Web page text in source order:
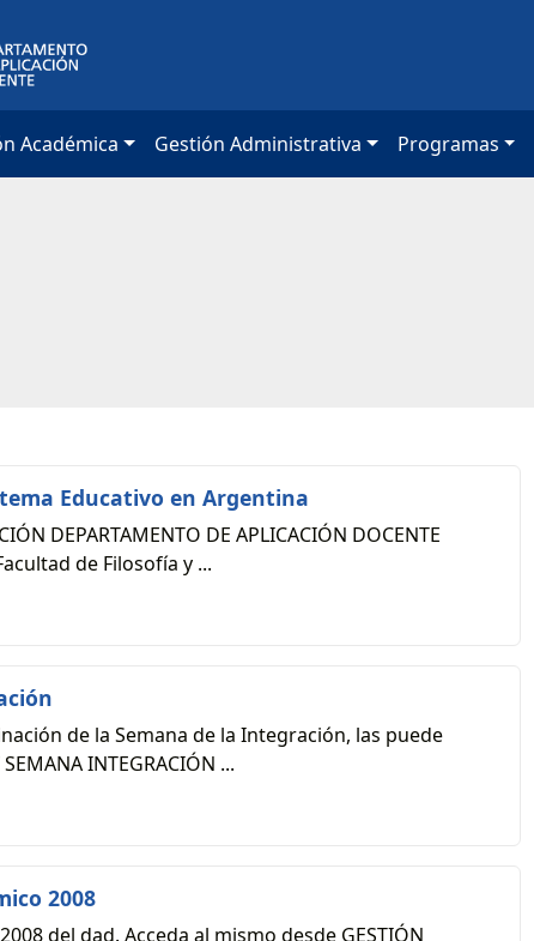
Académica Gestión Administrativa Programas
Educativo en Argentina
DEPARTAMENTO DE APLICACIÓN DOCENTE
de Filosofía y ...
de la Semana de la Integración, las puede
INTEGRACIÓN ...
2008
del dad. Acceda al mismo desde GESTIÓN